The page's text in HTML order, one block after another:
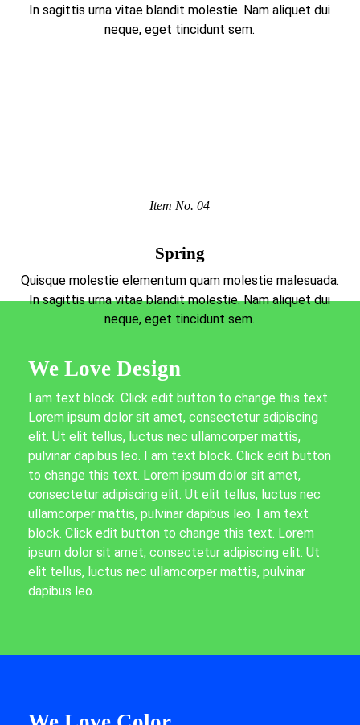
In sagittis urna vitae blandit molestie. Nam aliquet dui
neque, eget tincidunt sem.
Item No. 04
Spring
Quisque molestie elementum quam molestie malesuada.
In sagittis urna vitae blandit molestie. Nam aliquet dui
neque, eget tincidunt sem.
We Love Design
I am text block. Click edit button to change this text.
Lorem ipsum dolor sit amet, consectetur adipiscing
elit. Ut elit tellus, luctus nec ullamcorper mattis,
pulvinar dapibus leo. I am text block. Click edit button
to change this text. Lorem ipsum dolor sit amet,
consectetur adipiscing elit. Ut elit tellus, luctus nec
ullamcorper mattis, pulvinar dapibus leo. I am text
block. Click edit button to change this text. Lorem
ipsum dolor sit amet, consectetur adipiscing elit. Ut
elit tellus, luctus nec ullamcorper mattis, pulvinar
dapibus leo.